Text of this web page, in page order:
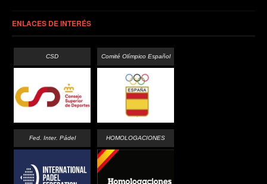
ENLACES DE INTERÉS
CSD Comité Olímpico Español
Fed. Inter. Pádel HOMOLOGACIONES